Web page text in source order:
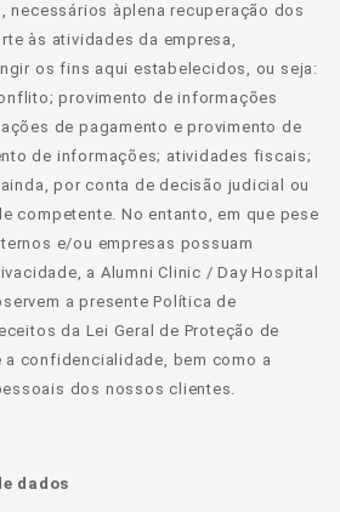
necessários àplena recuperação dos
às atividades da empresa,
os fins aqui estabelecidos, ou seja:
provimento de informações
de pagamento e provimento de
de informações; atividades fiscais;
por conta de decisão judicial ou
competente. No entanto, em que pese
e/ou empresas possuam
a Alumni Clinic / Day Hospital
a presente Política de
da Lei Geral de Proteção de
a confidencialidade, bem como a
dos nossos clientes.
dados